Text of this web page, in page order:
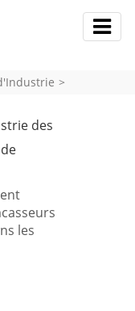
>
des
les